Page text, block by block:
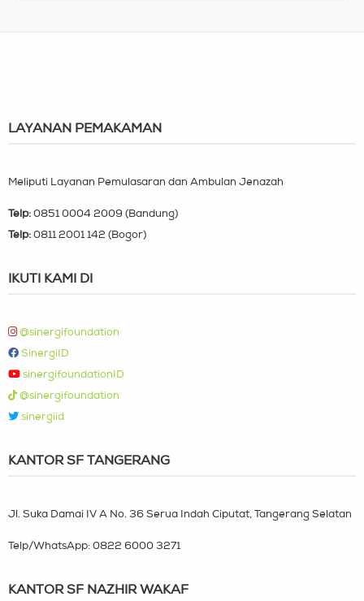
LAYANAN PEMAKAMAN
Meliputi Layanan Pemulasaran dan Ambulan Jenazah
Telp: 0851 0004 2009 (Bandung)
Telp: 0811 2001 142 (Bogor)
IKUTI KAMI DI
@sinergifoundation
SinergiID
sinergifoundationID
@sinergifoundation
sinergiid
KANTOR SF TANGERANG
Jl. Suka Damai IV A No. 36 Serua Indah Ciputat, Tangerang Selatan
Telp/WhatsApp: 0822 6000 3271
KANTOR SF NAZHIR WAKAF